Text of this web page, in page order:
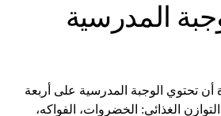
المدرسية
تحتوي الوجبة المدرسية على أربعة
الغذائي: الخضروات، الفواكه،